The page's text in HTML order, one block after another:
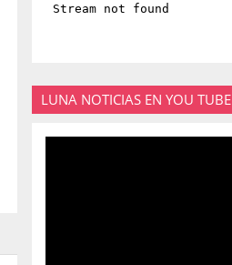
LUNA NOTICIAS EN YOU TUBE